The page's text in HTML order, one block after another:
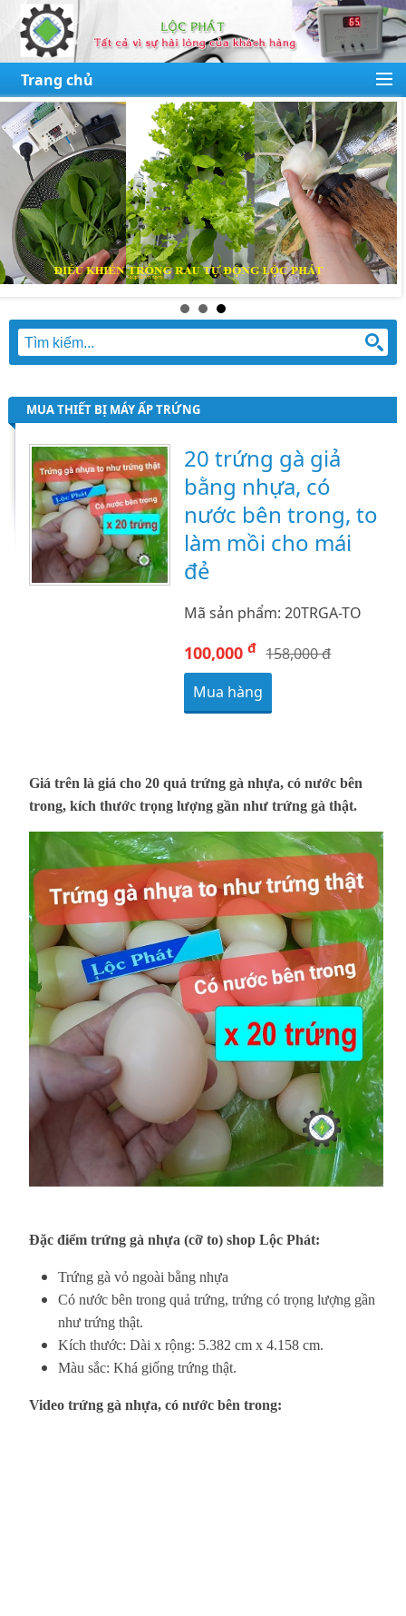
Trang chủ
MUA THIẾT BỊ MÁY ẤP TRỨNG
20 trứng gà giả
bằng nhựa, có
nước bên trong, to
làm mồi cho mái
đẻ
Mã sản phẩm: 20TRGA-TO
100,000đ 158,000 đ
Mua hàng
Giá trên là giá cho 20 quả trứng gà nhựa, có nước bên
trong, kích thước trọng lượng gần như trứng gà thật.
Đặc điểm trứng gà nhựa (cỡ to) shop Lộc Phát:
Trứng gà vỏ ngoài bằng nhựa
Có nước bên trong quả trứng, trứng có trọng lượng gần
như trứng thật.
Kích thước: Dài x rộng: 5.382 cm x 4.158 cm.
Màu sắc: Khá giống trứng thật.
Video trứng gà nhựa, có nước bên trong: